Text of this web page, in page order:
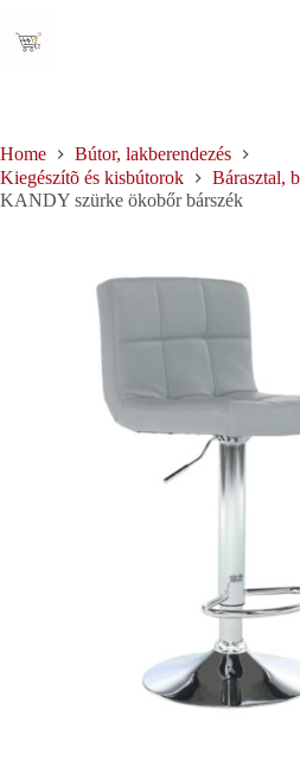
content
Home
Bútor, lakberendezés
Kiegészítõ és kisbútorok
Bárasztal,
KANDY szürke ökobőr bárszék